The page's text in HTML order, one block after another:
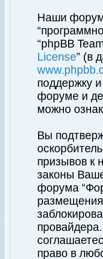
Наши
“phpBB
License” (в
поддержку
форуме и
можно
Вы
призывов к
законы
форума
право в